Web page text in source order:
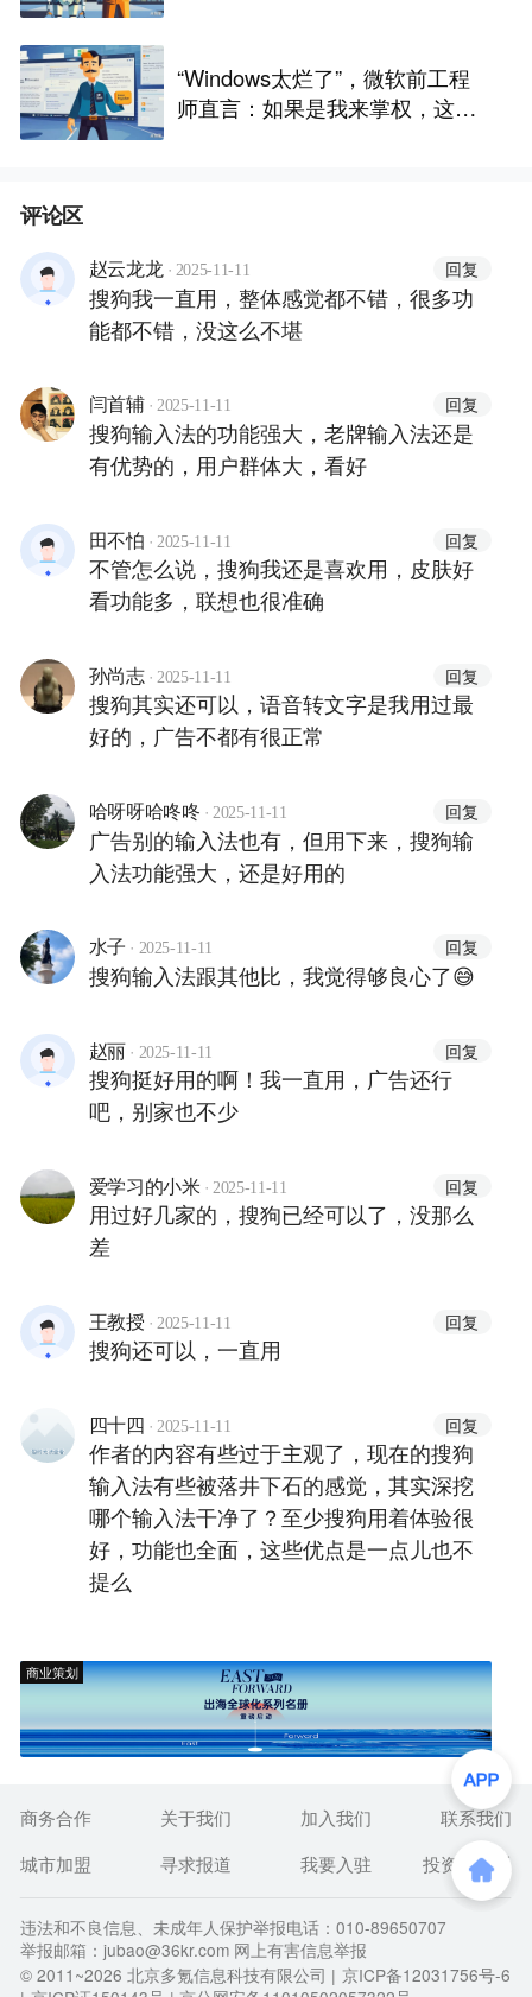
“Windows太烂了”，微软前工程
师直言：如果是我来掌权，这些
评论区
赵云龙龙 · 2025-11-11 回复
搜狗我一直用，整体感觉都不错，很多功
能都不错，没这么不堪
闫首辅 · 2025-11-11 回复
搜狗输入法的功能强大，老牌输入法还是
有优势的，用户群体大，看好
田不怕 · 2025-11-11 回复
不管怎么说，搜狗我还是喜欢用，皮肤好
看功能多，联想也很准确
孙尚志 · 2025-11-11 回复
搜狗其实还可以，语音转文字是我用过最
好的，广告不都有很正常
哈呀呀哈咚咚 · 2025-11-11 回复
广告别的输入法也有，但用下来，搜狗输
入法功能强大，还是好用的
水子 · 2025-11-11 回复
搜狗输入法跟其他比，我觉得够良心了😅
赵丽 · 2025-11-11 回复
搜狗挺好用的啊！我一直用，广告还行
吧，别家也不少
爱学习的小米 · 2025-11-11 回复
用过好几家的，搜狗已经可以了，没那么
差
王教授 · 2025-11-11 回复
搜狗还可以，一直用
四十四 · 2025-11-11 回复
作者的内容有些过于主观了，现在的搜狗
输入法有些被落井下石的感觉，其实深挖
哪个输入法干净了？至少搜狗用着体验很
好，功能也全面，这些优点是一点儿也不
提么
商业策划
商务合作 关于我们 加入我们
联系我们
城市加盟
寻求报道 我要入驻 投资者关系
违法和不良信息、未成年人保护举报电话：010-89650707
举报邮箱：jubao@36kr.com 网上有害信息举报
© 2011~2026 北京多氪信息科技有限公司 | 京ICP备12031756号-6